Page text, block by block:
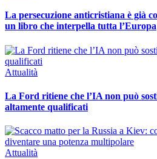
La persecuzione anticristiana è già
un libro che interpella tutta l’Europa
Attualità
La Ford ritiene che l’IA non può
altamente qualificati
Attualità